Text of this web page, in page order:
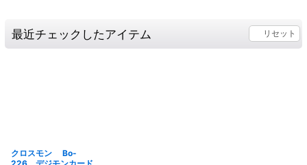
最近チェックしたアイテム リセット
クロスモン Bo-